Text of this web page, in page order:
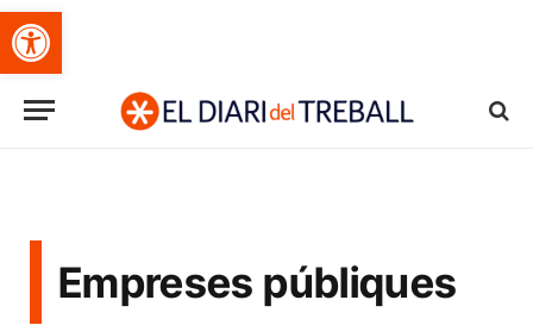
Obre la barra d'eines
Empreses públiques